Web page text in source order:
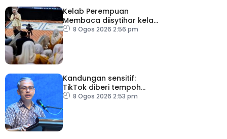
Kelab Perempuan
Membaca diisytihar kelab
membaca terbesar di
8 Ogos 2026 2:56 pm
Kandungan sensitif:
TikTok diberi tempoh
perkukuh sistem
8 Ogos 2026 2:53 pm